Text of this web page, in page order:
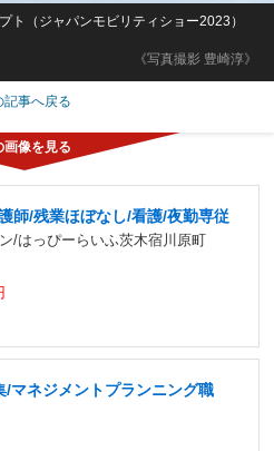
《写真撮影 豊崎淳》
ト（ジャパンモビリティショー2023）
記事へ戻る
師/残業ほぼなし/看護/夜勤専従
/はっぴーらいふ茨木宿川原町
/マネジメントプランニング職